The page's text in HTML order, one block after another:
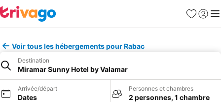
Favoris
Se
Voir tous les hébergements pour Rabac
Destination
Miramar Sunny Hotel by Valamar
Arrivée/départ
Dates
Personnes et chambres
2 personnes, 1 chambre